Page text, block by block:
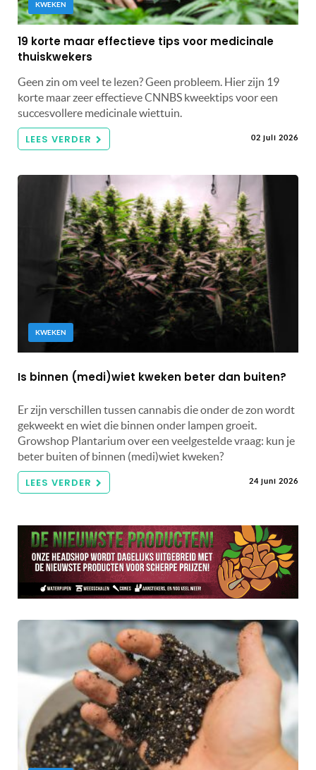
KWEKEN
19 korte maar effectieve tips voor medicinale
thuiskwekers
Geen zin om veel te lezen? Geen probleem. Hier zijn 19
korte maar zeer effectieve CNNBS kweektips voor een
succesvollere medicinale wiettuin.
LEES VERDER 02 juli 2026
KWEKEN
Is binnen (medi)wiet kweken beter dan buiten?
Er zijn verschillen tussen cannabis die onder de zon wordt
gekweekt en wiet die binnen onder lampen groeit.
Growshop Plantarium over een veelgestelde vraag: kun je
beter buiten of binnen (medi)wiet kweken?
LEES VERDER 24 juni 2026